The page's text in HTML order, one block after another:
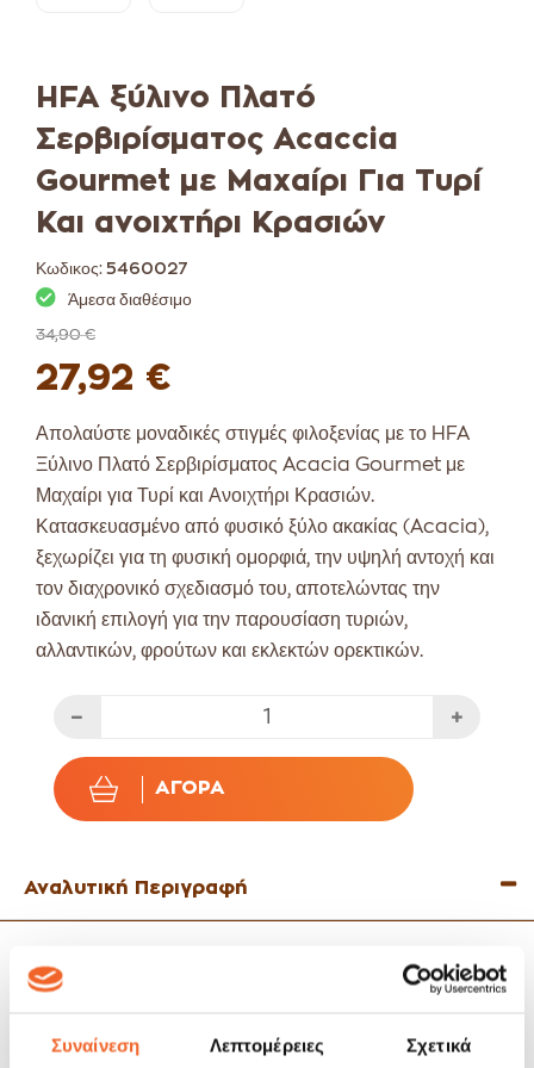
Συναίνεση Λεπτομέρειες Σχετικά
HFA ξύλινο Πλατό
Σερβιρίσματος Acaccia
Gourmet με Μαχαίρι Για Τυρί
Και ανοιχτήρι Κρασιών
Κωδικος: 5460027
Άμεσα διαθέσιμο
34,90 €
27,92 €
Απολαύστε μοναδικές στιγμές φιλοξενίας με το HFA
Ξύλινο Πλατό Σερβιρίσματος Acacia Gourmet με
Μαχαίρι για Τυρί και Ανοιχτήρι Κρασιών.
Κατασκευασμένο από φυσικό ξύλο ακακίας (Acacia),
ξεχωρίζει για τη φυσική ομορφιά, την υψηλή αντοχή και
τον διαχρονικό σχεδιασμό του, αποτελώντας την
ιδανική επιλογή για την παρουσίαση τυριών,
αλλαντικών, φρούτων και εκλεκτών ορεκτικών.
ΑΓΟΡΆ
Αναλυτική Περιγραφή
Το σετ περιλαμβάνει ειδικό μαχαίρι για τυρί και ανοιχτήρι
Η φυσική υφή του ξύλου ακακίας χαρίζει μοναδική αισθητική σε
κάθε τραπέζι, ενώ η στιβαρή κατασκευή του εξασφαλίζει